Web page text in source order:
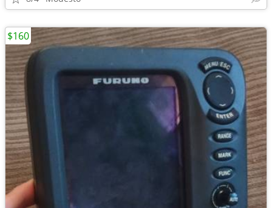
$160